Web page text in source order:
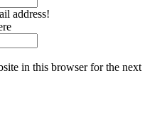
address!
in this browser for the next